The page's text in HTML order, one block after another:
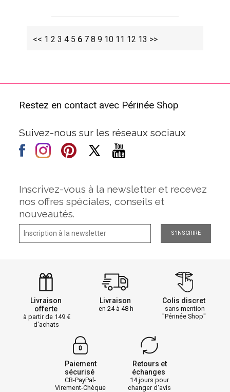
<< 1 2 3 4 5 6 7 8 9 10 11 12 13 >>
Restez en contact avec Périnée Shop
Suivez-nous sur les réseaux sociaux
Inscrivez-vous à la newsletter et recevez
nos offres spéciales, conseils et
nouveautés.
S'INSCRIRE
Livraison
offerte
à partir de 149
d'achats
Livraison
en 24 à 48 h
Colis discret
sans mention
"Périnée Shop"
Paiement
sécurisé
CB-PayPal-
Virement-Chèque
Retours et
échanges
14 jours pour
changer d'avis